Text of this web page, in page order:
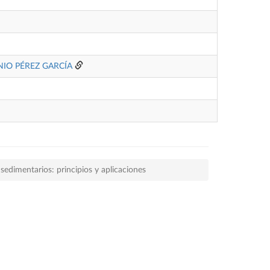
PÉREZ GARCÍA
principios y aplicaciones